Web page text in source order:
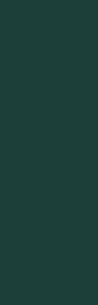
Accès au
Voiture +